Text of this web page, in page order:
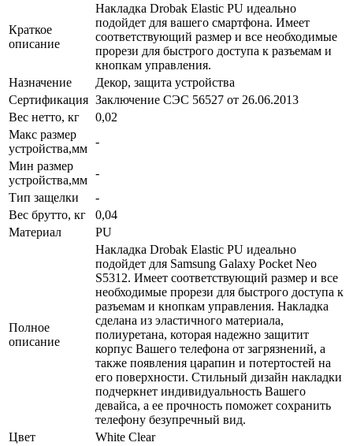
Краткое
описание
Накладка Drobak Elastic PU идеально
подойдет для вашего смартфона. Имеет
соответствующий размер и все необходимые
прорези для быстрого доступа к разъемам и
кнопкам управления.
Назначение
Декор, защита устройства
Сертификация Заключение СЭС 56527 от 26.06.2013
Вес нетто, кг
0,02
Макс размер
устройства,мм
-
Мин размер
устройства,мм
-
Тип защелки
-
Вес брутто, кг
0,04
Материал
PU
Полное
описание
Накладка Drobak Elastic PU идеально
подойдет для Samsung Galaxy Pocket Neo
S5312. Имеет соответствующий размер и все
необходимые прорези для быстрого доступа к
разъемам и кнопкам управления. Накладка
сделана из эластичного материала,
полиуретана, которая надежно защитит
корпус Вашего телефона от загрязнений, а
также появления царапин и потертостей на
его поверхности. Стильный дизайн накладки
подчеркнет индивидуальность Вашего
девайса, а ее прочность поможет сохранить
телефону безупречный вид.
Цвет
White Clear